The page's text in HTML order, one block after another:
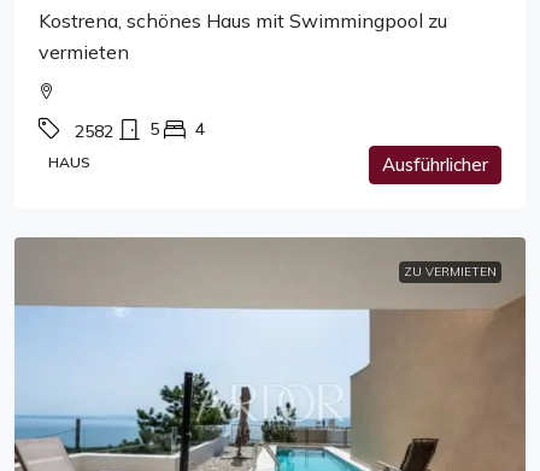
Kostrena, schönes Haus mit Swimmingpool zu
vermieten
2582 5 4
HAUS Ausführlicher
ZU VERMIETEN